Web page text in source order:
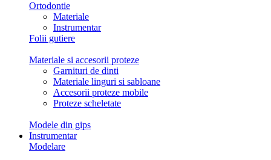
Ortodontie
Materiale
Instrumentar
Folii gutiere
Materiale si accesorii proteze
Garnituri de dinti
Materiale linguri si sabloane
Accesorii proteze mobile
Proteze scheletate
Modele din gips
Instrumentar
Modelare